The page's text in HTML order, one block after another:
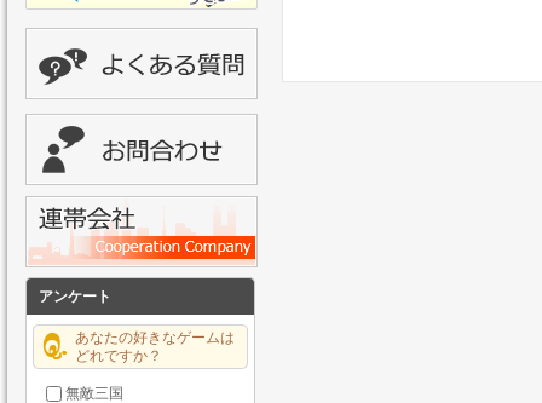
アンケート
あなたの好きなゲームは
どれですか？
無敵三国